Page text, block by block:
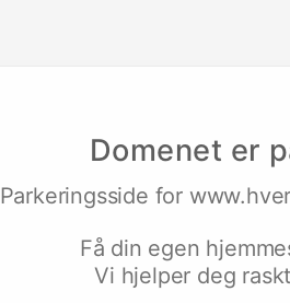
Domenet er
Parkeringsside for
Få din egen
Vi hjelper deg